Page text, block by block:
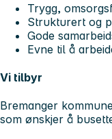
Trygg,
Strukturert og
Gode
Evne til å
Vi tilbyr
Bremanger
som ønskjer å